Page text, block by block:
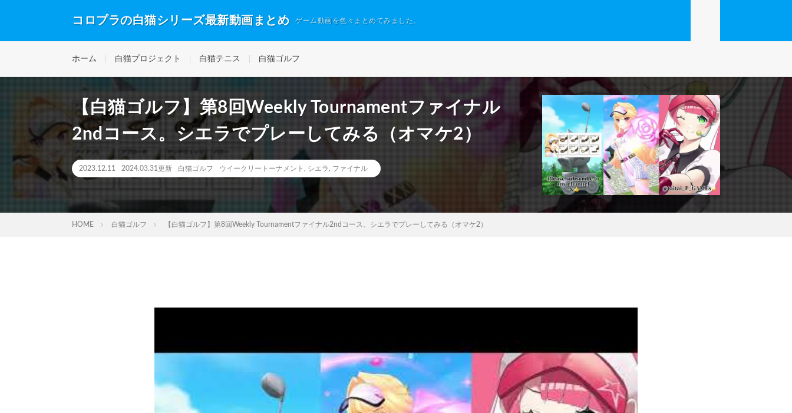
コロプラの白猫シリーズ最新動画まとめ ゲーム動画を色々まとめてみました。
ホーム 白猫プロジェクト 白猫テニス 白猫ゴルフ
【白猫ゴルフ】第8回Weekly Tournamentファイナル
2ndコース。シエラでプレーしてみる（オマケ2）
2023.12.11 2024.03.31更新 白猫ゴルフ ウイークリートーナメント , シエラ , ファイナル
HOME 白猫ゴルフ 【白猫ゴルフ】第8回Weekly Tournamentファイナル2ndコース。シエラでプレーしてみる（オマケ2）